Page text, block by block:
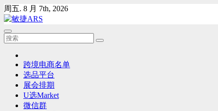
Skip
to
content
周五. 8 月 7th, 2026
跨境电商名单
选品平台
展会排期
U选Market
微信群